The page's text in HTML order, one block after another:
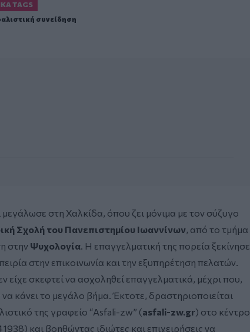
TAGS
συνείδηση
στη Χαλκίδα, όπου ζει μόνιμα με τον σύζυγο
Σχολή του Πανεπιστημίου Ιωαννίνων, από το τμήμα
στην Ψυχολογία. Η επαγγελματική της πορεία ξεκίνησε
στην επικοινωνία και την εξυπηρέτηση πελατών.
είχε σκεφτεί να ασχοληθεί επαγγελματικά, μέχρι που,
κάνει το μεγάλο βήμα. Έκτοτε, δραστηριοποιείται
της γραφείο “Asfali-zw” (asfali-zw.gr) στο κέντρο
και βοηθώντας ιδιώτες και επιχειρήσεις να